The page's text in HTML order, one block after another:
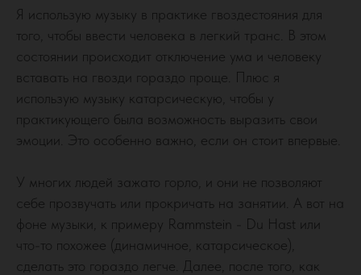
Я использую музыку в практике гвоздестояния для
того, чтобы ввести человека в легкий транс. В этом
состоянии происходит отключение ума и человеку
вставать на гвозди гораздо проще. Плюс я
использую музыку катарсическую, чтобы у
практикующего была возможность выразить свои
эмоции. Это особенно важно, если он стоит впервые.
У многих людей зажато горло, и они не позволяют
себе прозвучать или прокричать на занятии. А вот на
фоне музыки, к примеру Rammstein - Du Hast или
что-то похожее (динамичное, катарсическое),
сделать это гораздо легче. Далее, после того, как